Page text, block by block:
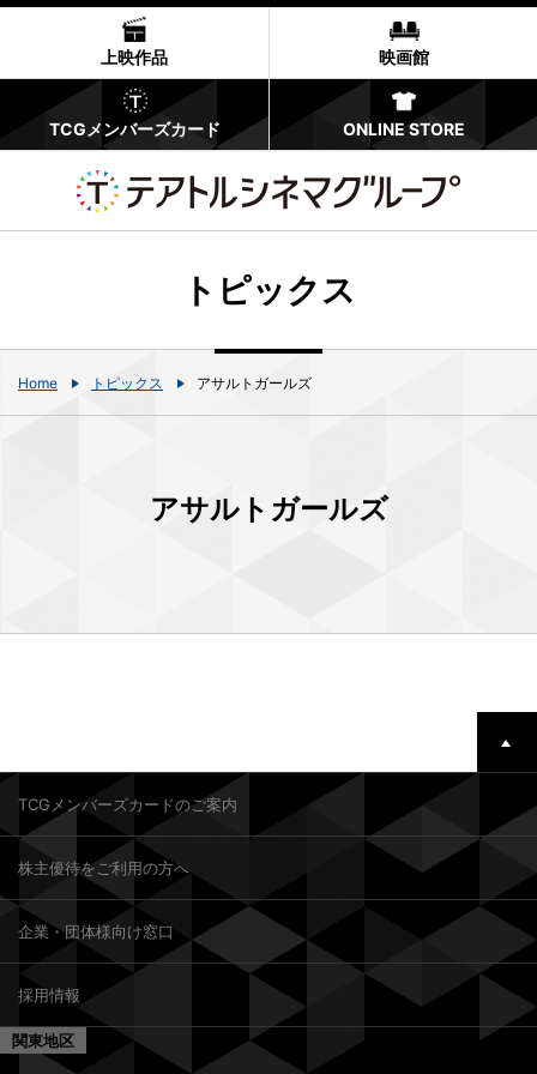
上映作品 映画館
TCGメンバーズカード ONLINE STORE
トピックス
Home トピックス アサルトガールズ
アサルトガールズ
TCGメンバーズカードのご案内
株主優待をご利用の方へ
企業・団体様向け窓口
採用情報
関東地区